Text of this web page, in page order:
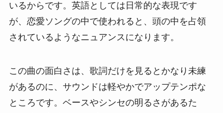
いるからです。英語としては日常的な表現です
が、恋愛ソングの中で使われると、頭の中を占領
されているようなニュアンスになります。
この曲の面白さは、歌詞だけを見るとかなり未練
があるのに、サウンドは軽やかでアップテンポな
ところです。ベースやシンセの明るさがあるた